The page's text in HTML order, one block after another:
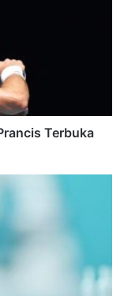
Terbuka